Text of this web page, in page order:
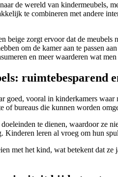
de wereld van kindermeubels,
te combineren met andere
beige zorgt ervoor dat de
om de kamer aan te passen
en meer waarderen wat men
ruimtebesparend
goed, vooral in kinderkamers
of bureaus die kunnen worden
te dienen, waardoor ze
Kinderen leren al vroeg om hun
met het kind, wat betekent dat